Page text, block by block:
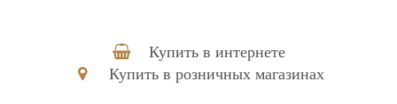
Купить в интернете
Купить в розничных магазинах